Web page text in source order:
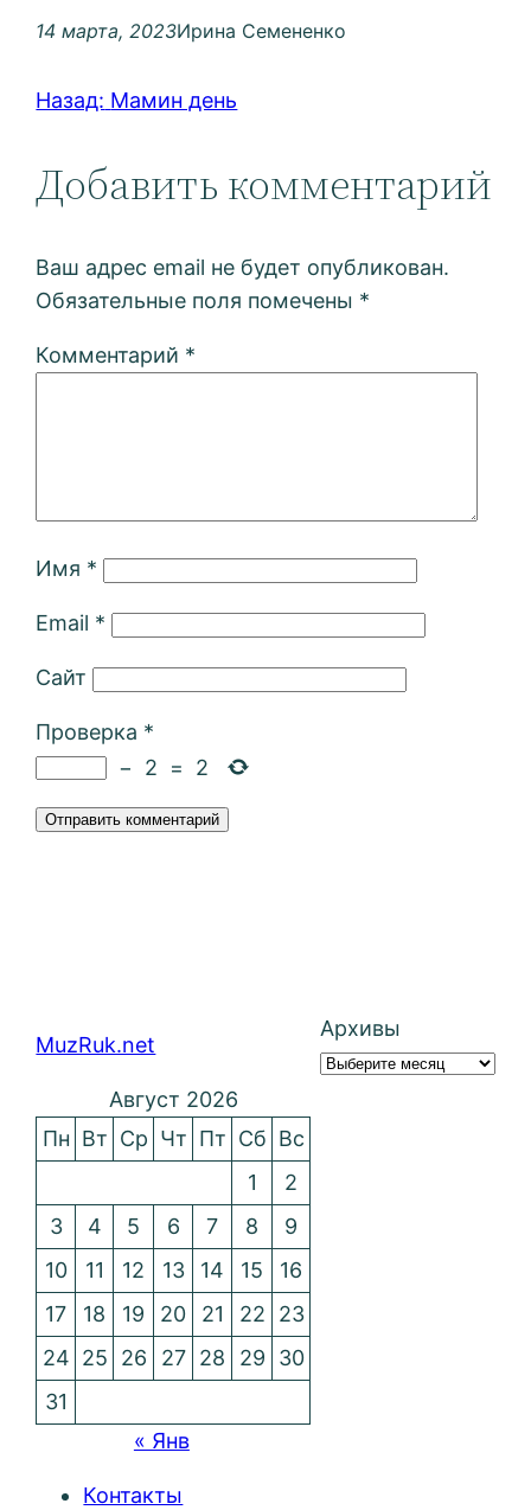
14 марта, 2023Ирина Семененко
Назад: Мамин день
Добавить комментарий
Ваш адрес email не будет опубликован.
Обязательные поля помечены *
Комментарий *
Имя *
Email *
Сайт
Проверка *
−
2 = 2
MuzRuk.net
Архивы
Август 2026
Пн Вт Ср Чт Пт Сб Вс
1
2
3
4 5 6 7 8
9
10
11 12 13 14 15
16
17
18 19 20 21 22
23
24 25 26 27 28 29
30
31
« Янв
Контакты